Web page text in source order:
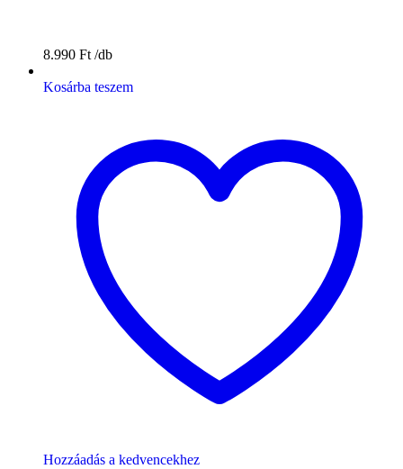
8.990 Ft
Kosárba teszem
Hozzáadás a kedvencekhez